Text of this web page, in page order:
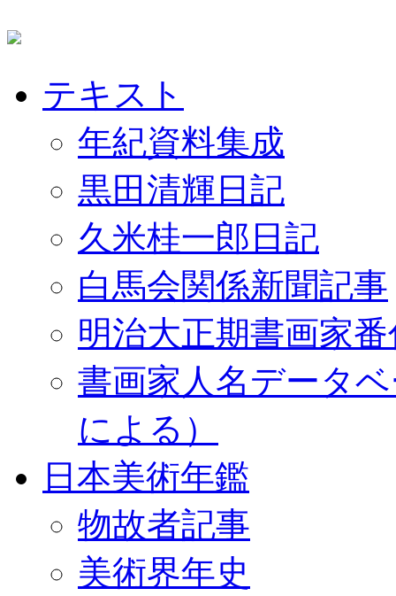
テキスト
年紀資料集成
黒田清輝日記
久米桂一郎日記
白馬会関係新聞記事
明治大正期書画家
書画家人名データ
による）
日本美術年鑑
物故者記事
美術界年史